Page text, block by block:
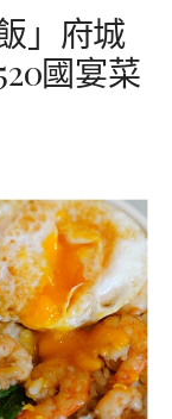
」府城
國宴菜